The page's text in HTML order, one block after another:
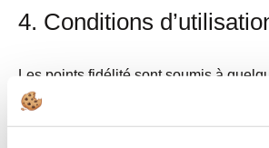
4. Conditions
Les points fidélité sont soumis à
d’utilisation :
– Si vous avez utilisé des points